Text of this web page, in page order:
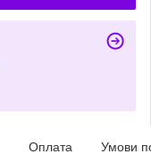
Оплата Умови